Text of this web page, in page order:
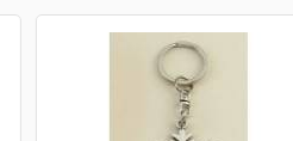
PROMOTION